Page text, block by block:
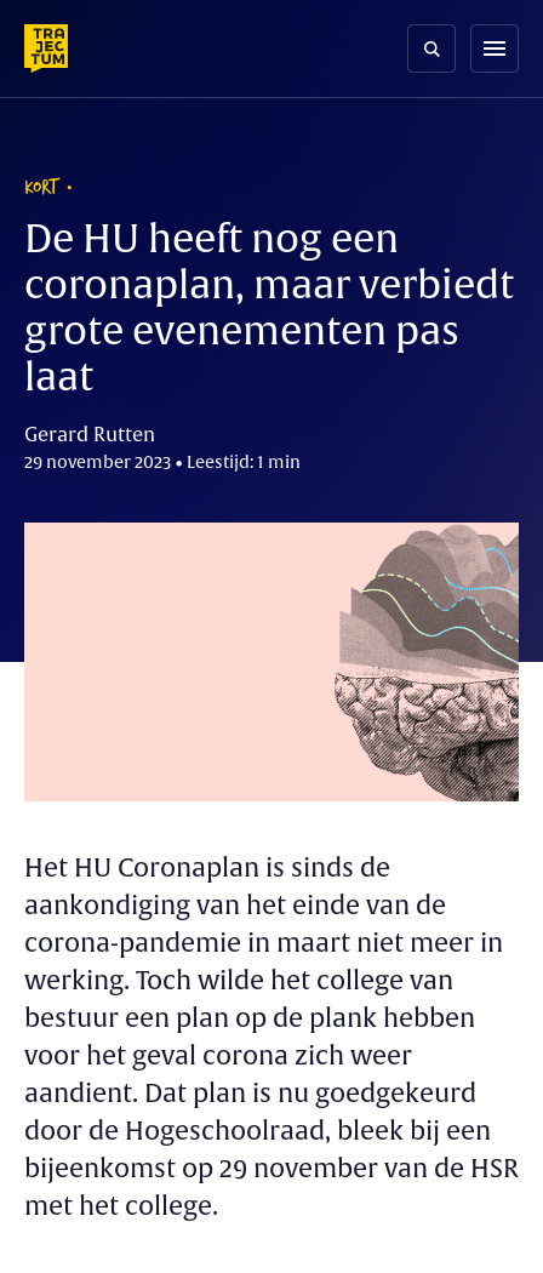
content
menu
KORT
De HU heeft nog een
coronaplan, maar verbiedt
grote evenementen pas
laat
Gerard Rutten
29 november 2023 • Leestijd: 1 min
Het HU Coronaplan is sinds de
aankondiging van het einde van de
corona-pandemie in maart niet meer in
werking. Toch wilde het college van
bestuur een plan op de plank hebben
voor het geval corona zich weer
aandient. Dat plan is nu goedgekeurd
door de Hogeschoolraad, bleek bij een
bijeenkomst op 29 november van de HSR
met het college.